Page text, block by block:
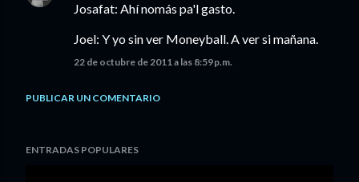
Josafat: Ahí nomás pa'l gasto.
Joel: Y yo sin ver Moneyball. A ver si mañana.
22 de octubre de 2011 a las 8:59 p.m.
PUBLICAR UN COMENTARIO
ENTRADAS POPULARES